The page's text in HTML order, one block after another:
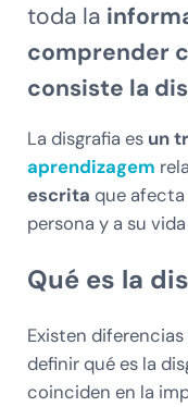
toda la
comprender
consiste la
La disgrafia es un
aprendizagem
escrita que afecta
persona y a su
Qué es la
Existen
definir qué es la
coinciden en la